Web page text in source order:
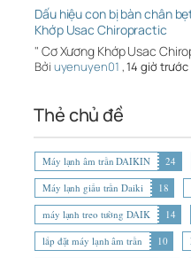
Dấu hiệu con bị bàn chân
Khớp Usac Chiropractic
" Cơ Xương Khớp Usac
Bởi uyenuyen01 ,14 giờ trước
Thẻ chủ đề
Máy lạnh âm trần DAIKIN 24
Máy lạnh giấu trần Daiki
18
máy lạnh treo tường DAIK
14
lắp đặt máy lạnh âm trần
10